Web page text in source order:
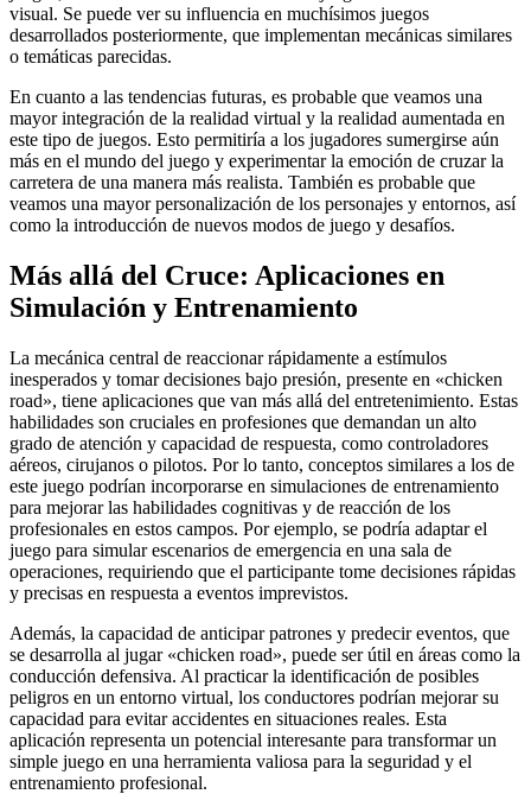
visual. Se puede ver su influencia en muchísimos juegos
desarrollados posteriormente, que implementan mecánicas similares
o temáticas parecidas.
En cuanto a las tendencias futuras, es probable que veamos una
mayor integración de la realidad virtual y la realidad aumentada en
este tipo de juegos. Esto permitiría a los jugadores sumergirse aún
más en el mundo del juego y experimentar la emoción de cruzar la
carretera de una manera más realista. También es probable que
veamos una mayor personalización de los personajes y entornos, así
como la introducción de nuevos modos de juego y desafíos.
Más allá del Cruce: Aplicaciones en
Simulación y Entrenamiento
La mecánica central de reaccionar rápidamente a estímulos
inesperados y tomar decisiones bajo presión, presente en «chicken
road», tiene aplicaciones que van más allá del entretenimiento. Estas
habilidades son cruciales en profesiones que demandan un alto
grado de atención y capacidad de respuesta, como controladores
aéreos, cirujanos o pilotos. Por lo tanto, conceptos similares a los de
este juego podrían incorporarse en simulaciones de entrenamiento
para mejorar las habilidades cognitivas y de reacción de los
profesionales en estos campos. Por ejemplo, se podría adaptar el
juego para simular escenarios de emergencia en una sala de
operaciones, requiriendo que el participante tome decisiones rápidas
y precisas en respuesta a eventos imprevistos.
Además, la capacidad de anticipar patrones y predecir eventos, que
se desarrolla al jugar «chicken road», puede ser útil en áreas como la
conducción defensiva. Al practicar la identificación de posibles
peligros en un entorno virtual, los conductores podrían mejorar su
capacidad para evitar accidentes en situaciones reales. Esta
aplicación representa un potencial interesante para transformar un
simple juego en una herramienta valiosa para la seguridad y el
entrenamiento profesional.